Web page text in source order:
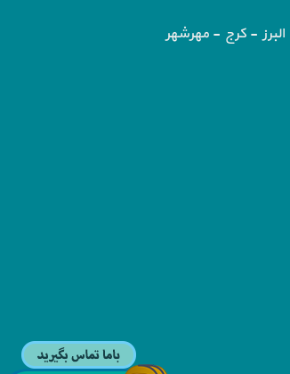
البرز - کرج - مهرشهر